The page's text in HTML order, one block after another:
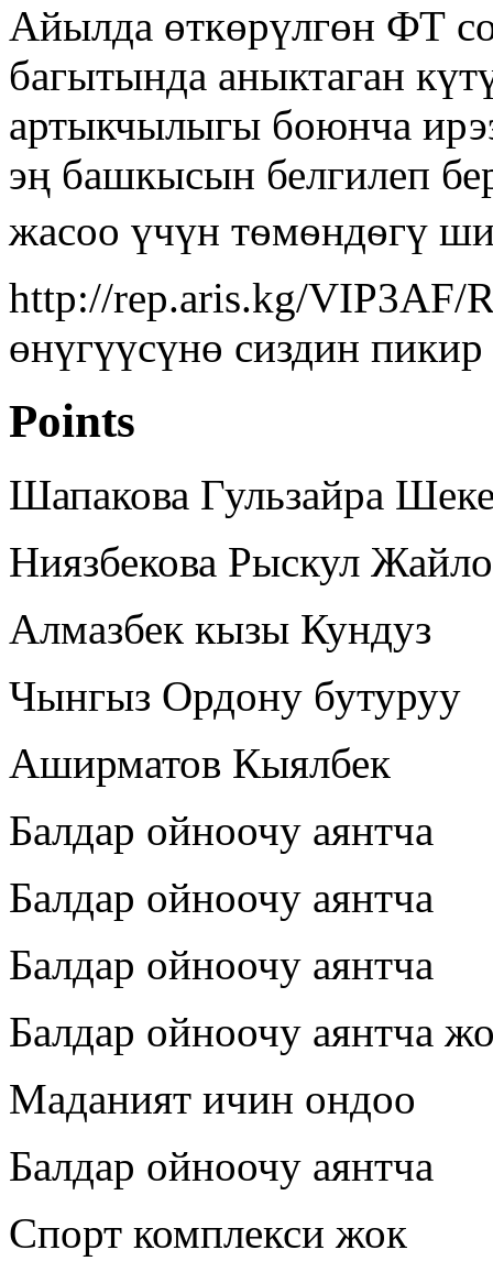
Айылда өткөрүлгөн ФТ
багытында аныктаган
артыкчылыгы боюнча
эң башкысын белгилеп
жасоо үчүн тѳмѳндѳгү
http://rep.aris.kg/VIP3AF/
өнүгүүсүнө сиздин
Points
Шапакова Гульзайра
Ниязбекова Рыскул
Алмазбек кызы Кундуз
Чынгыз Ордону бутуруу
Аширматов Кыялбек
Балдар ойноочу аянтча
Балдар ойноочу аянтча
Балдар ойноочу аянтча
Балдар ойноочу аянтча
Маданият ичин ондоо
Балдар ойноочу аянтча
Спорт комплекси жок